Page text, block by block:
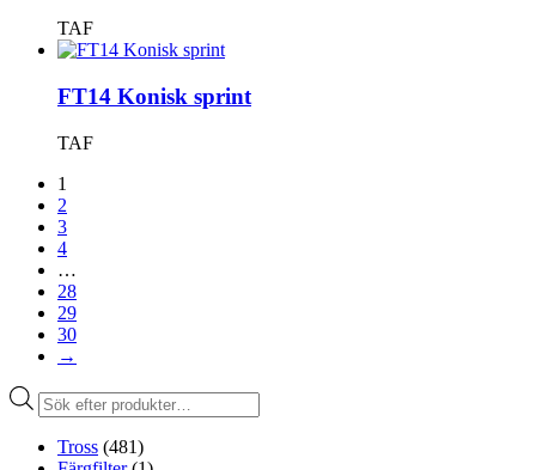
TAF
FT14 Konisk sprint
TAF
1
2
3
4
…
28
29
30
→
Produktsökning
Tross (481)